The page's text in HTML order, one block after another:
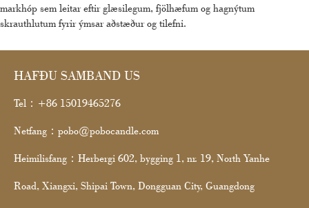
markhóp sem leitar eftir glæsilegum, fjölhæfum og hagnýtum
skrauthlutum fyrir ýmsar aðstæður og tilefni.
HAFÐU SAMBAND US
Tel：+86 15019465276
Netfang：pobo@pobocandle.com
Heimilisfang：Herbergi 602, bygging 1, nr. 19, North Yanhe
Road, Xiangxi, Shipai Town, Dongguan City, Guangdong